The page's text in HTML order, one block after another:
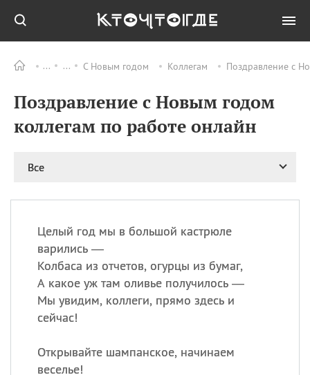
С Новым годом Коллегам Поздравление с
Поздравление с Новым годом
коллегам по работе онлайн
Все
Целый год мы в большой кастрюле
варились —
Колбаса из отчетов, огурцы из бумаг,
А какое уж там оливье получилось —
Мы увидим, коллеги, прямо здесь и
сейчас!
Открывайте шампанское, начинаем
веселье!
ПРАЗДНИКИ Все
06.08 Преображение
Господне у западных
христиан
Романа и Давида
мучеников
Национальный день
маяка
Годовщина битвы при
Бояка
ИМЕНА